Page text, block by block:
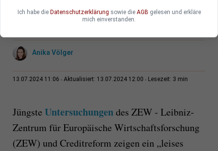
wie ernst ist die Lage überhaupt?
Anika Völger
13.07.2024 11:06 Aktualisiert: 13.07.2024 12:00 Lesezeit: 3 min
Jüngste Untersuchungendes ZEW - Leibniz-
Zentrum für Europäische Wirtschaftsforschung
(ZEW) und Creditreform zeigen ein „leises
Ich habe die Datenschutzerklärung sowie die AGB gelesen und erkläre
mich einverstanden.